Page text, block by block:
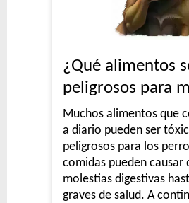
¿Qué alimentos
peligrosos para
Muchos alimentos que
a diario pueden ser
peligrosos para los
comidas pueden causar
molestias digestivas
graves de salud. A